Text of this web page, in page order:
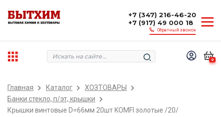
+7 (347) 216-46-20
+7 (917) 49 000 18
Обратный звонок
0
Главная Каталог
ХОЗТОВАРЫ
Банки стекло, п/эт, крышки
Крышки винтовые D=66мм 20шт KOMFI золотые /20/